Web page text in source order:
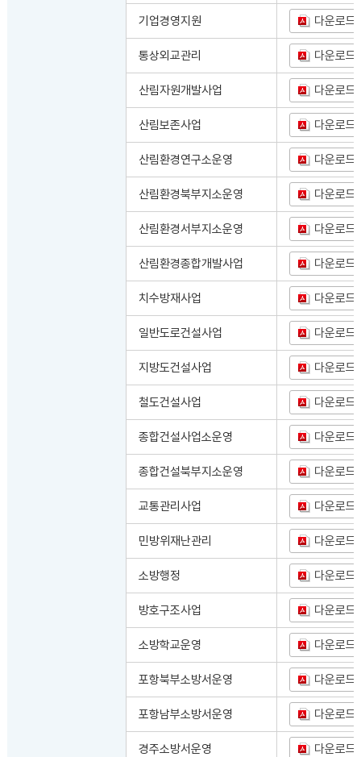
기업경영지원 다운로드
통상외교관리 다운로드
산림자원개발사업 다운로드
산림보존사업 다운로드
산림환경연구소운영 다운로드
산림환경북부지소운영 다운로드
산림환경서부지소운영 다운로드
산림환경종합개발사업 다운로드
치수방재사업 다운로드
일반도로건설사업 다운로드
지방도건설사업 다운로드
철도건설사업 다운로드
종합건설사업소운영 다운로드
종합건설북부지소운영 다운로드
교통관리사업 다운로드
민방위재난관리 다운로드
소방행정 다운로드
방호구조사업 다운로드
소방학교운영 다운로드
포항북부소방서운영 다운로드
포항남부소방서운영 다운로드
경주소방서운영 다운로드